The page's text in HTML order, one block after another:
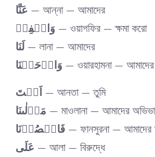
عَنَّا — আন্না — আমাদের
وَاغۡفِرۡ — ওয়াগফির — ক্ষমা করো
لَنَا— লানা — আমাদের
وَارۡحَمۡنَا — ওয়ারহামনা —
اَنۡتَ — আনতা — তুমি
مَوۡلٰىنَا — মাওলানা — আমাদের
فَانۡصُرۡنَا — ফানসুরনা — আমাদের
عَلَی — আলা — বিরুদ্ধে